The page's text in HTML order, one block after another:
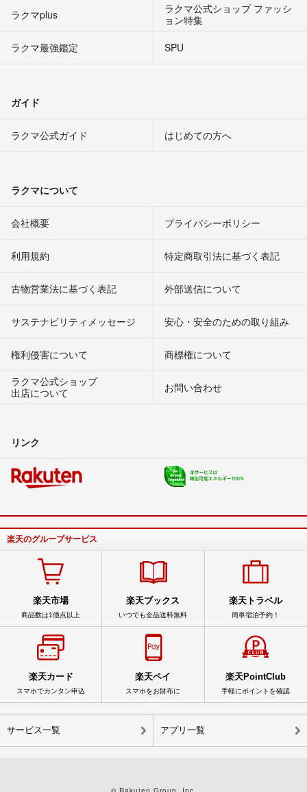
ラクマplus
ラクマ公式ショップ ファッシ
ョン特集
ラクマ最強鑑定
SPU
ガイド
ラクマ公式ガイド はじめての方へ
ラクマについて
会社概要 プライバシーポリシー
利用規約 特定商取引法に基づく表記
古物営業法に基づく表記 外部送信について
サステナビリティメッセージ 安心・安全のための取り組み
権利侵害について
商標権について
ラクマ公式ショップ
出店について
お問い合わせ
リンク
楽天のグループサービス
楽天市場
商品数は1億点以上
楽天ブックス
いつでも全品送料無料
楽天トラベル
簡単宿泊予約！
楽天カード
スマホでカンタン申込
楽天ペイ
スマホをお財布に
楽天PointClub
手軽にポイントを確認
サービス一覧 アプリ一覧